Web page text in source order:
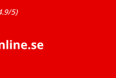
5)